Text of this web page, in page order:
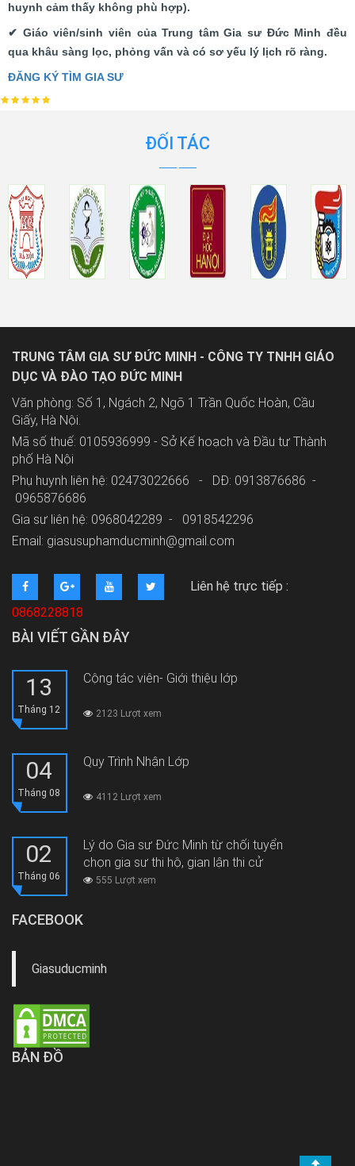
huynh cảm thấy không phù hợp).
✔ Giáo viên/sinh viên của Trung tâm Gia sư Đức Minh đều
qua khâu sàng lọc, phỏng vấn và có sơ yếu lý lịch rõ ràng.
ĐĂNG KÝ TÌM GIA SƯ
ĐỐI TÁC
TRUNG TÂM GIA SƯ ĐỨC MINH - CÔNG TY TNHH GIÁO
DỤC VÀ ĐÀO TẠO ĐỨC MINH
Văn phòng: Số 1, Ngách 2, Ngõ 1 Trần Quốc Hoàn, Cầu
Giấy, Hà Nội.
Mã số thuế: 0105936999 - Sở Kế hoạch và Đầu tư Thành
phố Hà Nội
Phụ huynh liên hệ: 02473022666 - DĐ: 0913876686 -
0965876686
Gia sư liên hệ: 0968042289 - 0918542296
Email: giasusuphamducminh@gmail.com
Liên hệ trực tiếp :
0868228818
BÀI VIẾT GẦN ĐÂY
13
Tháng 12
Cộng tác viên- Giới thiệu lớp
2123 Lượt xem
04
Tháng 08
Quy Trình Nhận Lớp
4112 Lượt xem
02
Tháng 06
Lý do Gia sư Đức Minh từ chối tuyển
chọn gia sư thi hộ, gian lận thi cử
555 Lượt xem
FACEBOOK
Giasuducminh
BẢN ĐỒ